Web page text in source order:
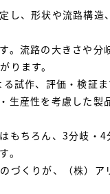
し、形状や流路構造
。流路の大きさや分
ります。
試作、評価・検証
生産性を考慮した製
もちろん、3分岐・
。
くりが、（株）ア